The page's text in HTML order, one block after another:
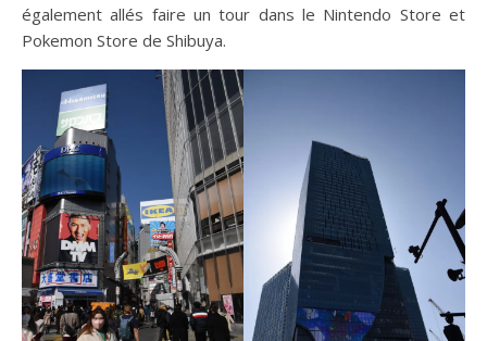
également allés faire un tour dans le Nintendo Store et
Pokemon Store de Shibuya.